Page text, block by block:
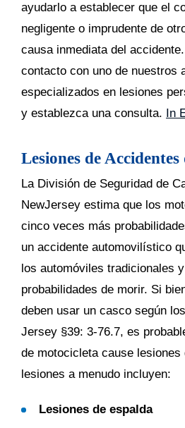
ayudarlo a establecer que el
negligente o imprudente de
causa inmediata del
contacto con uno de nuestros
especializados en lesiones
y establezca una consulta. In
Lesiones de
La División de Seguridad de
NewJersey estima que los
cinco veces más
un accidente automovilístico
los automóviles tradicionales
probabilidades de morir. Si
deben usar un casco según
Jersey §39: 3-76.7, es
de motocicleta cause lesiones
lesiones a menudo incluyen:
Lesiones de espalda